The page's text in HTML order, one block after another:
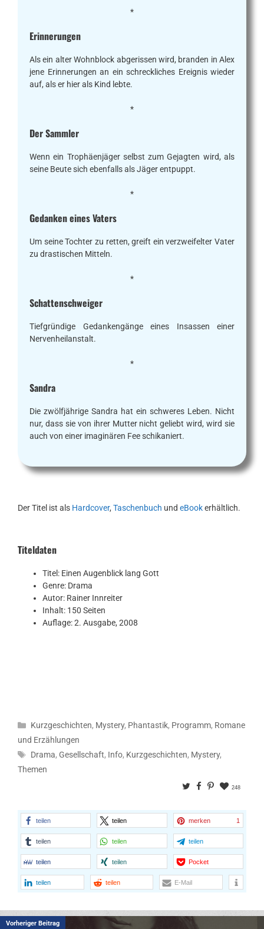
*
Erinnerungen
Als ein alter Wohnblock abgerissen wird, branden in Alex
jene Erinnerungen an ein schreckliches Ereignis wieder
auf, als er hier als Kind lebte.
*
Der Sammler
Wenn ein Trophäenjäger selbst zum Gejagten wird, als
seine Beute sich ebenfalls als Jäger entpuppt.
*
Gedanken eines Vaters
Um seine Tochter zu retten, greift ein verzweifelter Vater
zu drastischen Mitteln.
*
Schattenschweiger
Tiefgründige Gedankengänge eines Insassen einer
Nervenheilanstalt.
*
Sandra
Die zwölfjährige Sandra hat ein schweres Leben. Nicht
nur, dass sie von ihrer Mutter nicht geliebt wird, wird sie
auch von einer imaginären Fee schikaniert.
Der Titel ist als Hardcover, Taschenbuch und eBookerhältlich.
Titeldaten
Titel: Einen Augenblick lang Gott
Genre: Drama
Autor: Rainer Innreiter
Inhalt: 150 Seiten
Auflage: 2. Ausgabe, 2008
Kategorien
Kurzgeschichten, Mystery, Phantastik, Programm, Romane
und Erzählungen
Schlagwörter
Drama,Gesellschaft, Info, Kurzgeschichten, Mystery,
Themen
TwitterFacebook
Pinterest
248
teilen teilen merken 1
teilen teilen teilen
teilen teilen Pocket
teilen teilen E-Mail
Vorheriger Beitrag